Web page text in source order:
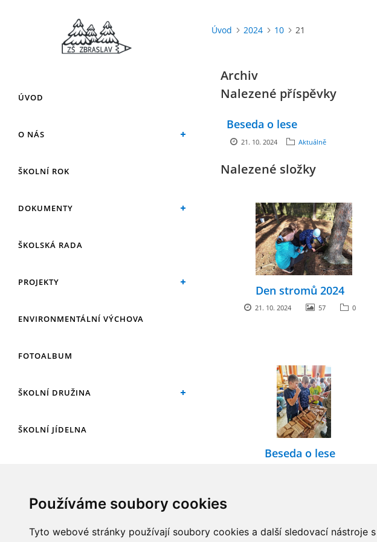
Používáme soubory cookies
Tyto webové stránky používají soubory cookies a další sledovací nástroje
ÚVOD
O NÁS
ŠKOLNÍ ROK
DOKUMENTY
ŠKOLSKÁ RADA
PROJEKTY
ENVIRONMENTÁLNÍ VÝCHOVA
FOTOALBUM
ŠKOLNÍ DRUŽINA
ŠKOLNÍ JÍDELNA
KROUŽKY
Úvod 2024 10 21
Archiv
Nalezené příspěvky
Beseda o lese
21. 10. 2024 Aktuálně
Nalezené složky
Den stromů 2024
21. 10. 2024 57 0
Beseda o lese